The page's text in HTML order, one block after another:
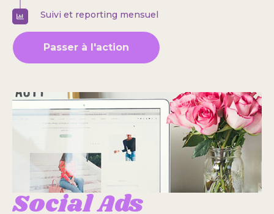
Suivi et reporting mensuel
Passer à l'action
Social Ads